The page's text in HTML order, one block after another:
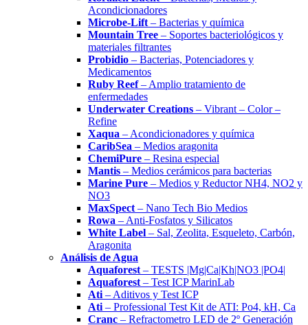
Acondicionadores
Microbe-Lift – Bacterias y química
Mountain Tree – Soportes bacteriológicos y
materiales filtrantes
Probidio – Bacterias, Potenciadores y
Medicamentos
Ruby Reef– Amplio tratamiento de
enfermedades
Underwater Creations – Vibrant – Color –
Refine
Xaqua – Acondicionadores y química
CaribSea – Medios aragonita
ChemiPure – Resina especial
Mantis – Medios cerámicos para bacterias
Marine Pure – Medios y Reductor NH4, NO2 y
NO3
MaxSpect – Nano Tech Bio Medios
Rowa – Anti-Fosfatos y Silicatos
White Label – Sal, Zeolita, Esqueleto, Carbón,
Aragonita
Análisis de Agua
Aquaforest – TESTS |Mg|Ca|Kh|NO3 |PO4|
Aquaforest – Test ICP MarinLab
Ati – Aditivos y Test ICP
Ati – Professional Test Kit de ATI: Po4, kH, Ca
Cranc – Refractometro LED de 2º Generación